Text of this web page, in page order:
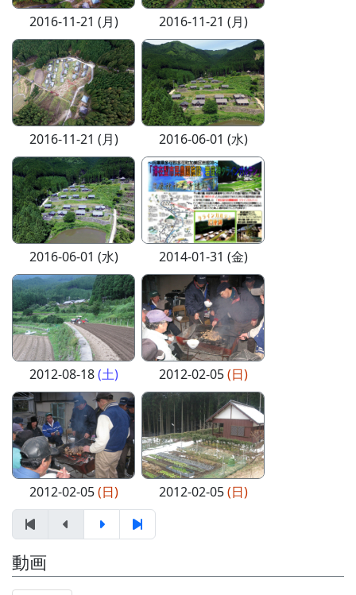
2016-11-21 (月) 2016-11-21 (月)
2016-11-21 (月) 2016-06-01 (水)
2016-06-01 (水) 2014-01-31 (金)
2012-08-18(土) 2012-02-05(日)
2012-02-05(日) 2012-02-05(日)
動画